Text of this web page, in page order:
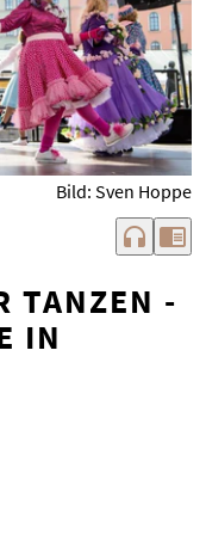
Bild: Sven Hoppe
headphones chrome_reader_mode
TANZEN -
IN